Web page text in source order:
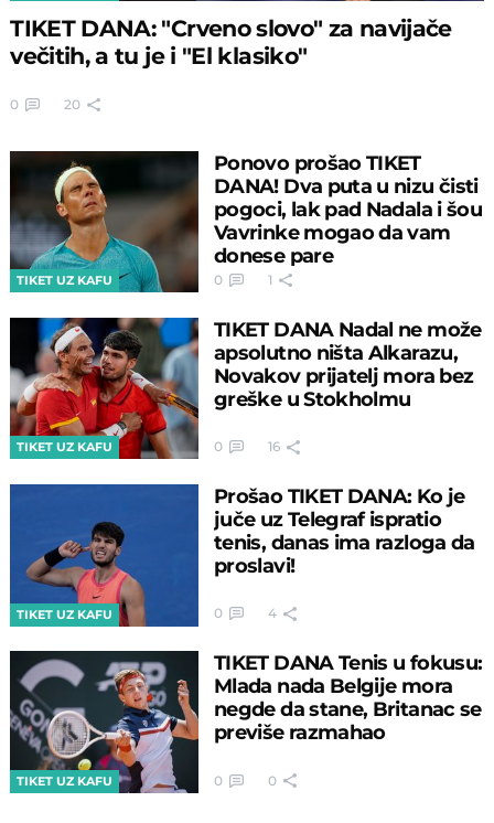
TIKET DANA: "Crveno slovo" za navijače
večitih, a tu je i "El klasiko"
0 20
TIKET UZ KAFU
Ponovo prošao TIKET
DANA! Dva puta u nizu čisti
pogoci, lak pad Nadala i šou
Vavrinke mogao da vam
donese pare
0 1
TIKET UZ KAFU
TIKET DANA Nadal ne može
apsolutno ništa Alkarazu,
Novakov prijatelj mora bez
greške u Stokholmu
0 16
TIKET UZ KAFU
Prošao TIKET DANA: Ko je
juče uz Telegraf ispratio
tenis, danas ima razloga da
proslavi!
0 4
TIKET UZ KAFU
TIKET DANA Tenis u fokusu:
Mlada nada Belgije mora
negde da stane, Britanac se
previše razmahao
0 0